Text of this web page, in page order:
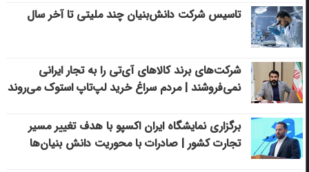
تاسیس شرکت دانش‌بنیان چند ملیتی تا آخر سال
شرکت‌های برند کالاهای آی‌تی را به تجار ایرانی
نمی‌فروشند | مردم سراغ خرید لپ‌تاپ استوک می‌روند
برگزاری نمایشگاه ایران اکسپو با هدف تغییر مسیر
تجارت کشور | صادرات با محوریت دانش بنیان‌ها